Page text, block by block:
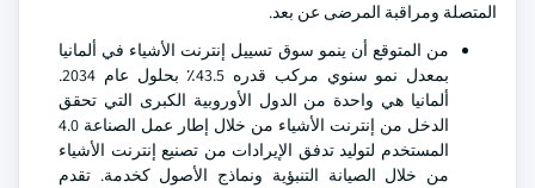
المتصلة ومراقبة المرضى عن بعد.
من المتوقع أن ينمو سوق تسييل إنترنت الأشياء في ألمانيا
بمعدل نمو سنوي مركب قدره 43.5٪ بحلول عام 2034.
ألمانيا هي واحدة من الدول الأوروبية الكبرى التي تحقق
الدخل من إنترنت الأشياء من خلال إطار عمل الصناعة 4.0
المستخدم لتوليد تدفق الإيرادات من تصنيع إنترنت الأشياء
من خلال الصيانة التنبؤية ونماذج الأصول كخدمة. تقدم